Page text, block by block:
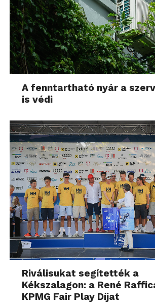
A fenntartható nyár a
is védi
Riválisukat segítették a
Kékszalagon: a René
KPMG Fair Play Díjat